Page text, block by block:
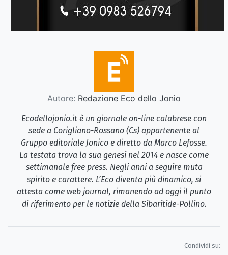
Autore: Redazione Eco dello Jonio
Ecodellojonio.it è un giornale on-line calabrese con
sede a Corigliano-Rossano (Cs) appartenente al
Gruppo editoriale Jonico e diretto da Marco Lefosse.
La testata trova la sua genesi nel 2014 e nasce come
settimanale free press. Negli anni a seguire muta
spirito e carattere. L’Eco diventa più dinamico, si
attesta come web journal, rimanendo ad oggi il punto
di riferimento per le notizie della Sibaritide-Pollino.
Condividi su: